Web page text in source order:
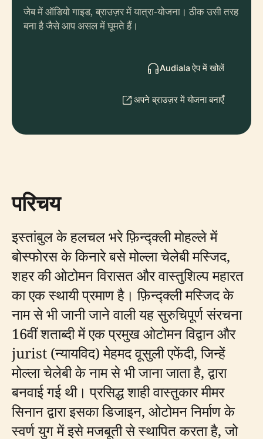
जेब में ऑडियो गाइड, ब्राउज़र में यात्रा-योजना। ठीक उसी तरह
बना है जैसे आप असल में घूमते हैं।
Audiala ऐप में खोलें
अपने ब्राउज़र में योजना बनाएँ
परिचय
इस्तांबुल के हलचल भरे फ़िन्द्क्ली मोहल्ले में
बोस्फोरस के किनारे बसे मोल्ला चेलेबी मस्जिद,
शहर की ओटोमन विरासत और वास्तुशिल्प महारत
का एक स्थायी प्रमाण है। फ़िन्द्क्ली मस्जिद के
नाम से भी जानी जाने वाली यह सुरुचिपूर्ण संरचना
16वीं शताब्दी में एक प्रमुख ओटोमन विद्वान और
jurist (न्यायविद) मेहमद वूसुली एफेंदी, जिन्हें
मोल्ला चेलेबी के नाम से भी जाना जाता है, द्वारा
बनवाई गई थी। प्रसिद्ध शाही वास्तुकार मीमर
सिनान द्वारा इसका डिजाइन, ओटोमन निर्माण के
स्वर्ण युग में इसे मजबूती से स्थापित करता है, जो